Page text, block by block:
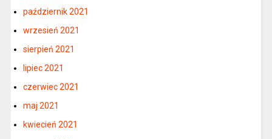
październik 2021
wrzesień 2021
sierpień 2021
lipiec 2021
czerwiec 2021
maj 2021
kwiecień 2021